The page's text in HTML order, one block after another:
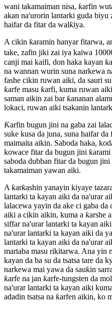
wani takamaiman nisa, ƙarfin
akan na'urorin lantarki guda biyu
haifar da fitar da walƙiya.
A cikin ƙaramin hanyar fitarwa,
take, zafin jiki zai iya kaiwa
canji mai kaifi, don haka kayan
na wannan wurin suna narkewa
fashe cikin ruwan aiki, da sauri
ƙarfe masu ƙarfi, kuma ruwan
saman aikin zai bar ƙananan
lokaci, ruwan aiki tsakanin
Ƙarfin bugun jini na gaba zai
suke kusa da juna, suna haifar
maimaita aikin. Saboda haka,
kowace fitar da bugun jini
saboda dubban fitar da bugun
takamaiman yawan aiki.
A ƙarƙashin yanayin kiyaye
lantarki ta kayan aiki da na'urar
lalacewa yayin da ake ci gaba da
aiki a cikin aikin, kuma a ƙarshe
siffar na'urar lantarki ta kayan
na'urar lantarki ta kayan aiki da
lantarki ta kayan aiki da na'urar
martaba masu rikitarwa. Ana yin
kayan da ba su da tsatsa tare da
narkewa mai yawa da sauƙin
ƙarfe na jan ƙarfe-tungsten da
na'urar lantarki ta kayan aiki
adadin tsatsa na ƙarfen aikin, ko